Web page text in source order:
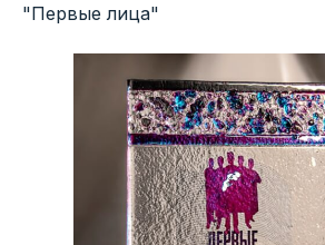
"Первые лица"